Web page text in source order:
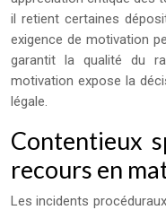
il retient certaines
exigence de motivation
garantit la qualité du
motivation expose la
légale.
Contentieux
recours en
Les incidents